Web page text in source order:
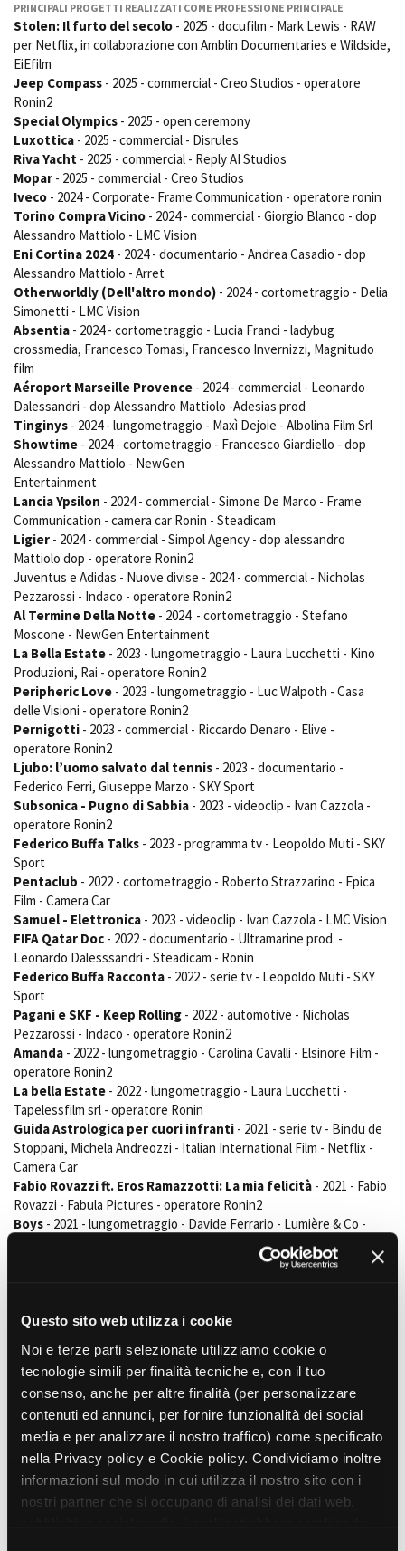
Questo sito web utilizza i cookie
Noi e terze parti selezionate utilizziamo cookie o
tecnologie simili per finalità tecniche e, con il tuo
consenso, anche per altre finalità (per personalizzare
contenuti ed annunci, per fornire funzionalità dei social
media e per analizzare il nostro traffico) come specificato
nella Privacy policy e Cookie policy. Condividiamo inoltre
informazioni sul modo in cui utilizza il nostro sito con i
nostri partner che si occupano di analisi dei dati web,
Bandi e gare
Contatti
Privacy
Cookie policy
Whistleblowing
Credits
PRINCIPALI PROGETTI REALIZZATI COME PROFESSIONE PRINCIPALE
Stolen: Il furto del secolo - 2025 - docufilm - Mark Lewis - RAW
per Netflix, in collaborazione con Amblin Documentaries e Wildside,
EiEfilm
Jeep Compass - 2025 - commercial - Creo Studios - operatore
Ronin2
Special Olympics - 2025 - open ceremony
Luxottica - 2025 - commercial - Disrules
Riva Yacht - 2025 - commercial - Reply AI Studios
Mopar - 2025 - commercial - Creo Studios
Iveco - 2024 - Corporate- Frame Communication - operatore ronin
Torino Compra Vicino - 2024 - commercial - Giorgio Blanco - dop
Alessandro Mattiolo - LMC Vision
Eni Cortina 2024 - 2024 - documentario - Andrea Casadio - dop
Alessandro Mattiolo - Arret
Otherworldly (Dell'altro mondo) - 2024 - cortometraggio - Delia
Simonetti - LMC Vision
Absentia - 2024 - cortometraggio - Lucia Franci - ladybug
crossmedia, Francesco Tomasi, Francesco Invernizzi, Magnitudo
film
Aéroport Marseille Provence - 2024 - commercial - Leonardo
Dalessandri - dop Alessandro Mattiolo -Adesias prod
Tinginys - 2024 - lungometraggio - Maxì Dejoie - Albolina Film Srl
Showtime - 2024 - cortometraggio - Francesco Giardiello - dop
Alessandro Mattiolo - NewGen
Entertainment
Lancia Ypsilon - 2024 - commercial - Simone De Marco - Frame
Communication - camera car Ronin - Steadicam
Ligier - 2024 - commercial - Simpol Agency - dop alessandro
Mattiolo dop - operatore Ronin2
Juventus e Adidas - Nuove divise - 2024 - commercial - Nicholas
Pezzarossi - Indaco - operatore Ronin2
Al Termine Della Notte - 2024 - cortometraggio - Stefano
Moscone - NewGen Entertainment
La Bella Estate - 2023 - lungometraggio - Laura Lucchetti - Kino
Produzioni, Rai - operatore Ronin2
Peripheric Love - 2023 - lungometraggio - Luc Walpoth - Casa
delle Visioni - operatore Ronin2
Pernigotti - 2023 - commercial - Riccardo Denaro - Elive -
operatore Ronin2
Ljubo: l’uomo salvato dal tennis - 2023 - documentario -
Federico Ferri, Giuseppe Marzo - SKY Sport
Subsonica - Pugno di Sabbia - 2023 - videoclip - Ivan Cazzola -
operatore Ronin2
Federico Buffa Talks - 2023 - programma tv - Leopoldo Muti - SKY
Sport
Pentaclub - 2022 - cortometraggio - Roberto Strazzarino - Epica
Film - Camera Car
Samuel - Elettronica - 2023 - videoclip - Ivan Cazzola - LMC Vision
FIFA Qatar Doc - 2022 - documentario - Ultramarine prod. -
Leonardo Dalesssandri - Steadicam - Ronin
Federico Buffa Racconta - 2022 - serie tv - Leopoldo Muti - SKY
Sport
Pagani e SKF - Keep Rolling - 2022 - automotive - Nicholas
Pezzarossi - Indaco - operatore Ronin2
Amanda - 2022 - lungometraggio - Carolina Cavalli - Elsinore Film -
operatore Ronin2
La bella Estate - 2022 - lungometraggio - Laura Lucchetti -
Tapelessfilm srl - operatore Ronin
Guida Astrologica per cuori infranti - 2021 - serie tv - Bindu de
Stoppani, Michela Andreozzi - Italian International Film - Netflix -
Camera Car
Fabio Rovazzi ft. Eros Ramazzotti: La mia felicità - 2021 - Fabio
Rovazzi - Fabula Pictures - operatore Ronin2
Boys - 2021 - lungometraggio - Davide Ferrario - Lumière & Co -
- 2021 - documentario - Giuseppe
Savino Genovese - Compagnia Genovese&Beltramo
Nacucchi - Silvio Nacucchi Productions
Dolcissime- 2019 - lungometraggio - Francesco Ghiaccio - Indiana
Production - operatore Ronin2
Hunters- 2019 - cortometraggio - Fabrizio Portalupi - Cinefonie Srl
The Smiling- 2019 - serie tv - Francesco Ferraiuolo - Ferrafilm Srl
Terzo Indizio- 2019 - docuserie - Fabrizio Portalupi - Cinefonie e
MEDIASET
Relicius- 2019 - cortometraggio - Eugenio Villani - Haselwurm
Blood Bags- 2018 - lungometraggio - Emiliano Ranzani - Grey